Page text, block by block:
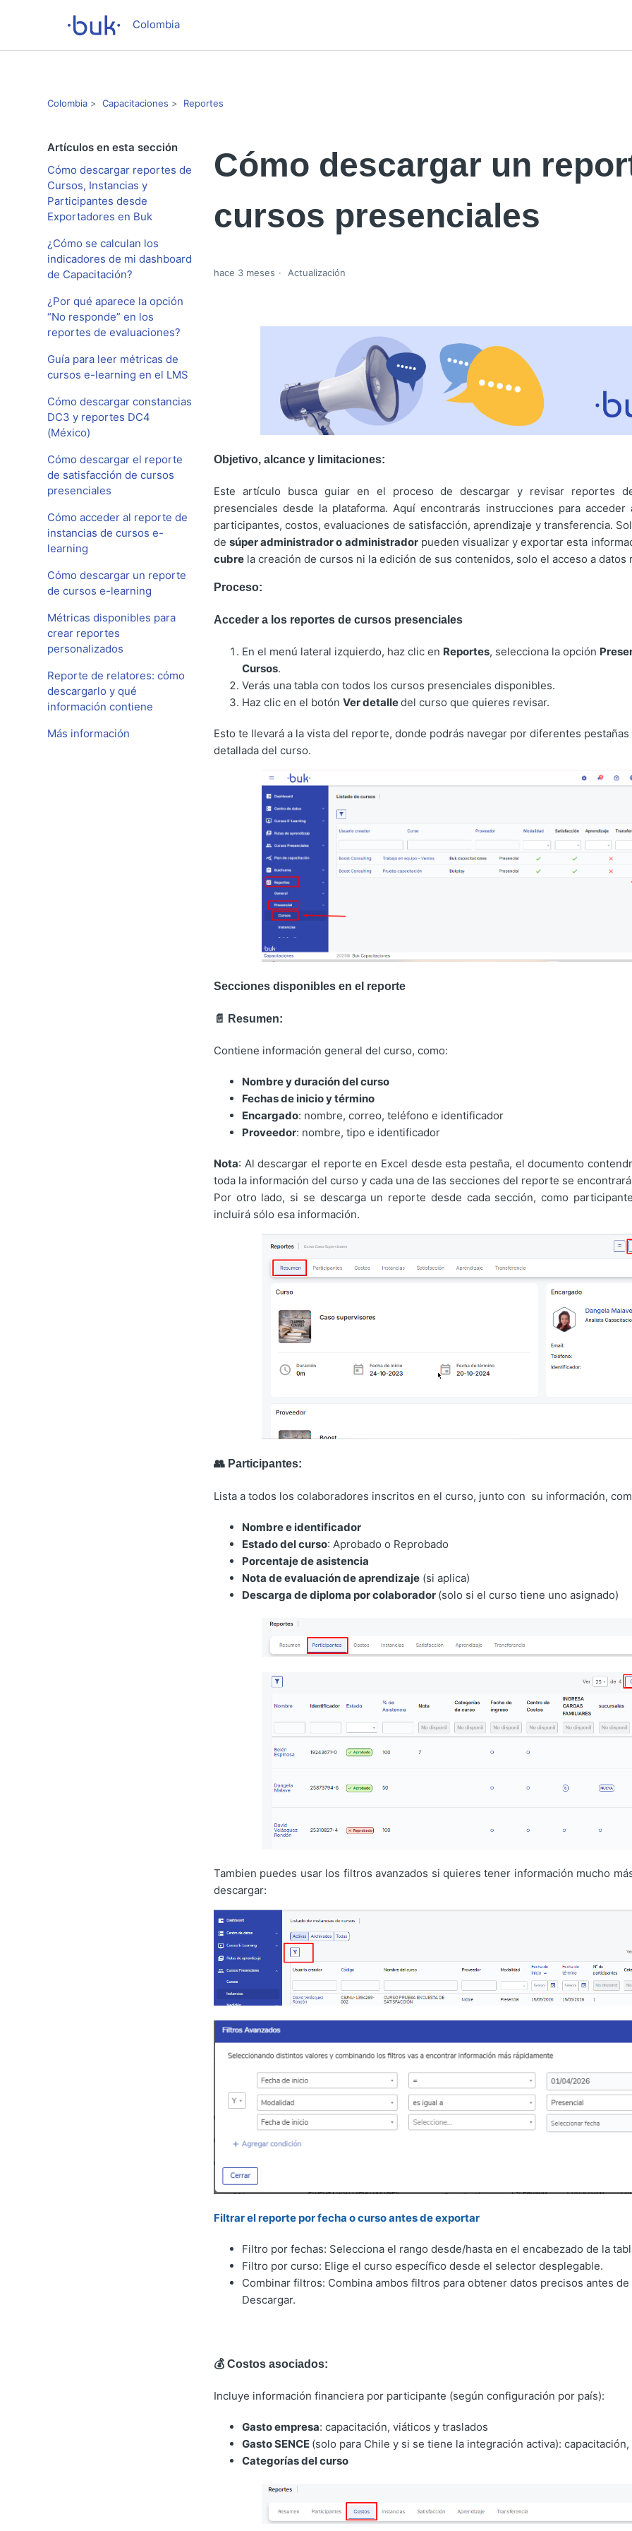
Colombia
Colombia Capacitaciones Reportes
Artículos en esta sección
Cómo descargar reportes de
Cursos, Instancias y
Participantes desde
Exportadores en Buk
¿Cómo se calculan los
indicadores de mi dashboard
de Capacitación?
¿Por qué aparece la opción
“No responde” en los
reportes de evaluaciones?
Guía para leer métricas de
cursos e-learning en el LMS
Cómo descargar constancias
DC3 y reportes DC4
(México)
Cómo descargar el reporte
de satisfacción de cursos
presenciales
Cómo acceder al reporte de
instancias de cursos e-
learning
Cómo descargar un reporte
de cursos e-learning
Métricas disponibles para
crear reportes
personalizados
Reporte de relatores: cómo
descargarlo y qué
información contiene
Más información
Cómo descargar un
cursos presenciales
hace 3 meses Actualización
Objetivo, alcance y limitaciones:
Este artículo busca guiar en el proceso de descargar y revisar reportes
presenciales desde la plataforma. Aquí encontrarás instrucciones para
participantes, costos, evaluaciones de satisfacción, aprendizaje y transferencia.
desúper administrador o administradorpueden visualizar y exportar esta
cubrela creación de cursos ni la edición de sus contenidos, solo el acceso a datos
Proceso:
Acceder a los reportes de cursos presenciales
En el menú lateral izquierdo, haz clic en Reportes, selecciona la opción
Cursos.
Verás una tabla con todos los cursos presenciales disponibles.
Haz clic en el botón Ver detalledel curso que quieres revisar.
Esto te llevará a la vista del reporte, donde podrás navegar por diferentes
detallada del curso.
Secciones disponibles en el reporte
📄 Resumen:
Contiene información general del curso, como:
Nombre y duración del curso
Fechas de inicio y término
Encargado: nombre, correo, teléfono e identificador
Proveedor: nombre, tipo e identificador
Nota: Al descargar el reporte en Excel desde esta pestaña, el documento
toda la información del curso y cada una de las secciones del reporte se
Por otro lado, si se descarga un reporte desde cada sección, como
incluirá sólo esa información.
👥 Participantes:
Lista a todos los colaboradores inscritos en el curso, junto con su información,
Nombre e identificador
Estado del curso: Aprobado o Reprobado
Porcentaje de asistencia
Nota de evaluación de aprendizaje(si aplica)
Descarga de diploma por colaborador (solo si el curso tiene uno asignado)
Tambien puedes usar los filtros avanzados si quieres tener información mucho
descargar:
Filtrar el reporte por fecha o curso antes de exportar
Filtro por fechas: Selecciona el rango desde/hasta en el encabezado de la
Filtro por curso: Elige el curso específico desde el selector desplegable.
Combinar filtros: Combina ambos filtros para obtener datos precisos antes
Descargar.
💰 Costos asociados:
Incluye información financiera por participante (según configuración por país):
Gasto empresa: capacitación, viáticos y traslados
Gasto SENCE (solo para Chile y si se tiene la integración activa):
Categorías del curso